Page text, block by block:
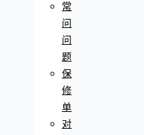
常
问
问
题
保
修
单
对